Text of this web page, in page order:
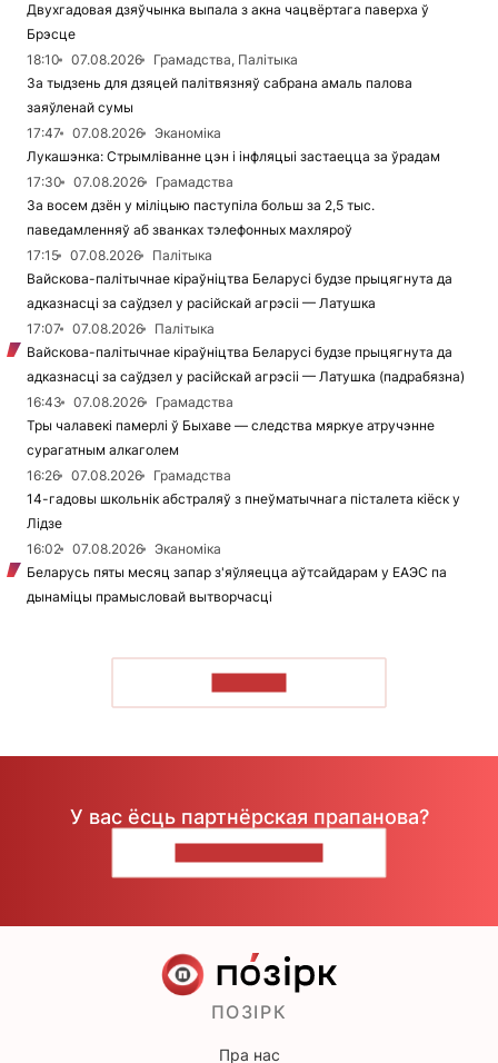
Двухгадовая дзяўчынка выпала з акна чацвёртага паверха ў
Брэсце
18:10
07.08.2026
Грамадства, Палітыка
За тыдзень для дзяцей палітвязняў сабрана амаль палова
заяўленай сумы
17:47
07.08.2026
Эканоміка
Лукашэнка: Стрымліванне цэн і інфляцыі застаецца за ўрадам
17:30
07.08.2026
Грамадства
За восем дзён у міліцыю паступіла больш за 2,5 тыс.
паведамленняў аб званках тэлефонных махляроў
17:15
07.08.2026
Палітыка
Вайскова-палітычнае кіраўніцтва Беларусі будзе прыцягнута да
адказнасці за саўдзел у расійскай агрэсіі — Латушка
17:07
07.08.2026
Палітыка
Вайскова-палітычнае кіраўніцтва Беларусі будзе прыцягнута да
адказнасці за саўдзел у расійскай агрэсіі — Латушка (падрабязна)
16:43
07.08.2026
Грамадства
Тры чалавекі памерлі ў Быхаве — следства мяркуе атручэнне
сурагатным алкаголем
16:26
07.08.2026
Грамадства
14-гадовы школьнік абстраляў з пнеўматычнага пісталета кіёск у
Лідзе
16:02
07.08.2026
Эканоміка
Беларусь пяты месяц запар з'яўляецца аўтсайдарам у ЕАЭС па
дынаміцы прамысловай вытворчасці
У вас ёсць партнёрская прапанова?
ПОЗІРК
Пра нас